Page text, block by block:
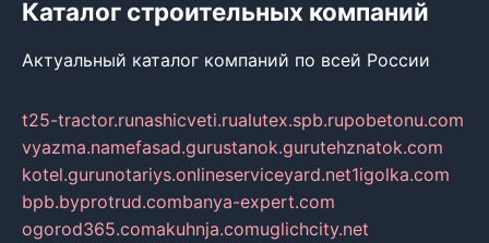
Каталог строительных компаний
Актуальный каталог компаний по всей России
t25-tractor.runashicveti.rualutex.spb.rupobetonu.com
vyazma.namefasad.gurustanok.gurutehznatok.com
kotel.gurunotariys.onlineserviceyard.net1igolka.com
bpb.byprotrud.combanya-expert.com
ogorod365.comakuhnja.comuglichcity.net